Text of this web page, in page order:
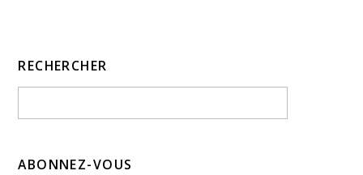
RECHERCHER
ABONNEZ-VOUS